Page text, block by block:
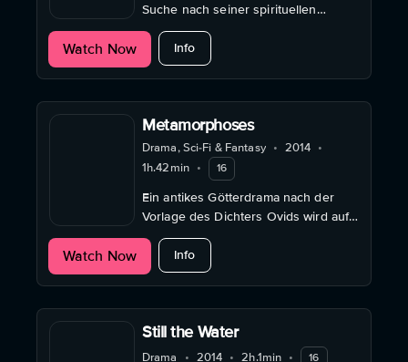
Suche nach seiner spirituellen
Essenz und dem verborgenen Geist
in uns selbst.
Watch Now Infoabout Genius Loci
Metamorphoses
Drama, Sci-Fi & Fantasy • 2014 •
1h.42min • 16
Ein antikes Götterdrama nach der
Vorlage des Dichters Ovids wird auf
einem Autobahnrastplatz neu belebt.
Watch Now Infoabout Metamorphoses
Still the Water
Drama • 2014 • 2h.1min • 16